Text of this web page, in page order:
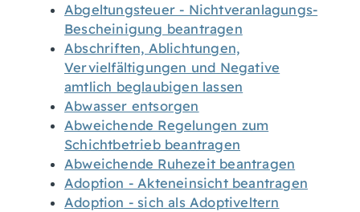
Abgeltungsteuer - Nichtveranlagungs-
Bescheinigung beantragen
Abschriften, Ablichtungen,
Vervielfältigungen und Negative
amtlich beglaubigen lassen
Abwasser entsorgen
Abweichende Regelungen zum
Schichtbetrieb beantragen
Abweichende Ruhezeit beantragen
Adoption - Akteneinsicht beantragen
Adoption - sich als Adoptiveltern